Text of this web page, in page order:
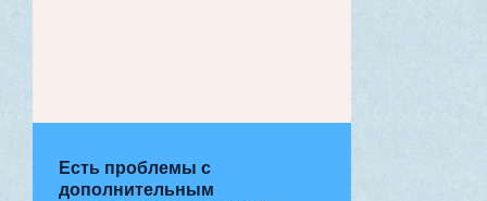
Есть проблемы с
дополнительным